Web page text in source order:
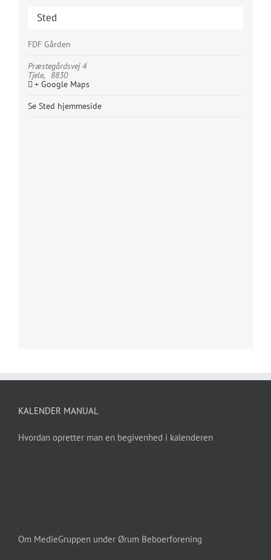
Sted
FDF Gården
Præstegårdsvej 4
Tjele,
8830
+ Google Maps
Se Sted hjemmeside
KALENDER MANUAL
Hvordan opretter man en begivenhed i kalenderen
Om MedieGruppen under Ørum Beboerforening